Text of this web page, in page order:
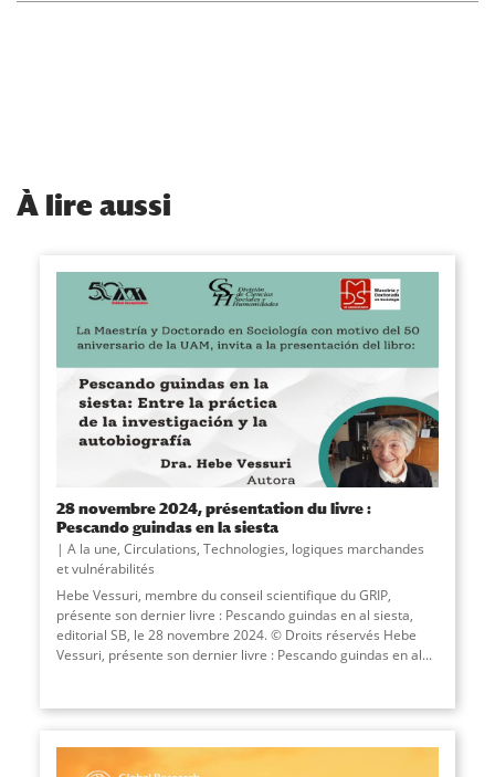
À lire aussi
28 novembre 2024, présentation du livre :
Pescando guindas en la siesta
A la une, Circulations, Technologies, logiques marchandes
et vulnérabilités
Hebe Vessuri, membre du conseil scientifique du GRIP,
présente son dernier livre : Pescando guindas en al siesta,
editorial SB, le 28 novembre 2024. © Droits réservés Hebe
Vessuri, présente son dernier livre : Pescando guindas en al...